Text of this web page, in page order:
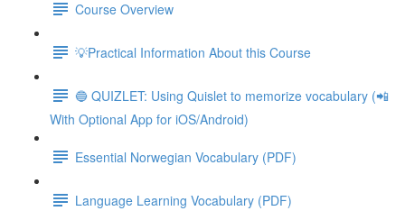
Course Overview
💡Practical Information About this Course
🔵 QUIZLET: Using Quislet to memorize vocabulary (📲
With Optional App for iOS/Android)
Essential Norwegian Vocabulary (PDF)
Language Learning Vocabulary (PDF)